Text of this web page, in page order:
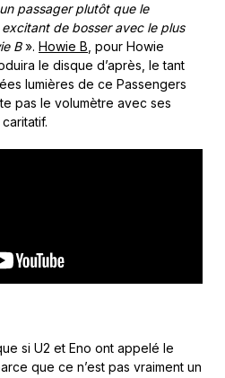
passager plutôt que le
de bosser avec le plus
B». Howie B, pour Howie
le disque d’après, le tant
lumières de ce Passengers
pas le volumètre avec ses
si U2 et Eno ont appelé le
que ce n’est pas vraiment un